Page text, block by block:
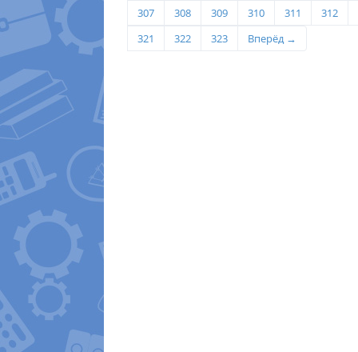
307
308 309 310 311
312
321
322 323 Вперёд →